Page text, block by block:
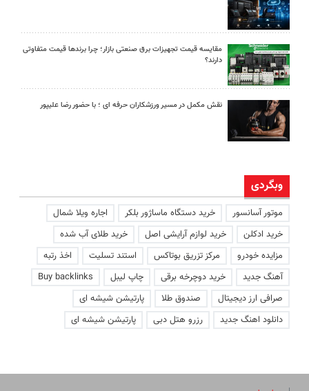
مقایسه قیمت تجهیزات برق صنعتی بازار؛ چرا برندها قیمت متفاوتی
دارند؟
نقش مکمل در مسیر ورزشکاران حرفه ای ؛ با حضور رضا علیپور
وبگردی
موتور آسانسور خرید دستگاه ماساژور بلکر
اجاره ویلا شمال
خرید ادکلن
خرید لوازم آرایشی اصل
خرید طلای آب شده
مزایده خودرو
مرکز تزریق بوتاکس استند تسلیت
اخذ رتبه
آهنگ جدید
خرید دوچرخه برقی چاپ لیبل
Buy backlinks
صرافی ارز دیجیتال
صندوق طلا
پارتیشن شیشه ای
دانلود اهنگ جدید
رزرو هتل دبی پارتیشن شیشه ای